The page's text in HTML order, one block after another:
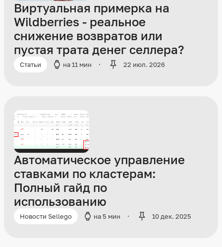
Виртуальная примерка на
Wildberries - реальное
снижение возвратов или
пустая трата денег селлера?
Статьи на 11 мин 22 июл. 2026
Автоматическое управление
ставками по кластерам:
Полный гайд по
использованию
Новости Sellego на 5 мин 10 дек. 2025